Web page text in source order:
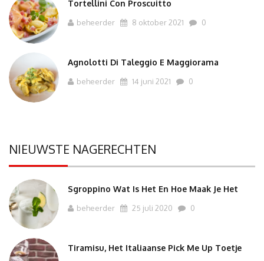
Tortellini Con Proscuitto
beheerder 8 oktober 2021 0
Agnolotti Di Taleggio E Maggiorama
beheerder 14 juni 2021 0
NIEUWSTE NAGERECHTEN
Sgroppino Wat Is Het En Hoe Maak Je Het
beheerder 25 juli 2020 0
Tiramisu, Het Italiaanse Pick Me Up Toetje